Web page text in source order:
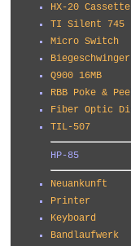
HX-20 Cassette
TI Silent 745
Micro Switch
Biegeschwinger
Q900 16MB
RBB Poke &
Fiber Optic
TIL-507
HP-85
Neuankunft
Printer
Keyboard
Bandlaufwerk